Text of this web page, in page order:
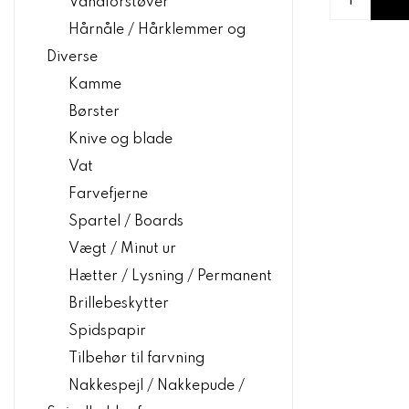
Hårnåle / Hårklemmer og
Diverse
Kamme
Børster
Knive og blade
Vat
Farvefjerne
Spartel / Boards
Vægt / Minut ur
Hætter / Lysning / Permanent
Brillebeskytter
Spidspapir
Tilbehør til farvning
Nakkespejl / Nakkepude /